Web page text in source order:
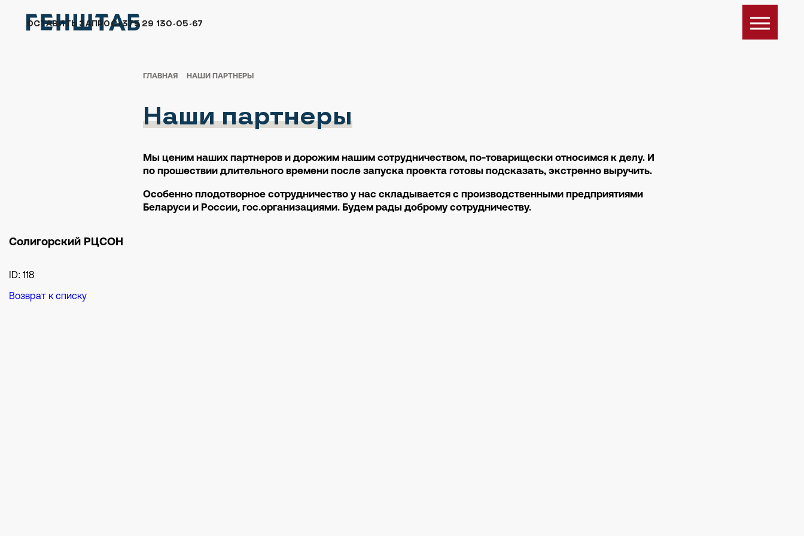
ОСТАВИТЬ ЗАПРОС+375 29 130-05-67
ГЛАВНАЯ НАШИ ПАРТНЕРЫ
Наши партнеры
Мы ценим наших партнеров и дорожим нашим сотрудничеством, по-товарищески относимся к делу. И
по прошествии длительного времени после запуска проекта готовы подсказать, экстренно выручить.
Особенно плодотворное сотрудничество у нас складывается с производственными предприятиями
Беларуси и России, гос.организациями. Будем рады доброму сотрудничеству.
Солигорский РЦСОН
ID: 118
Возврат к списку